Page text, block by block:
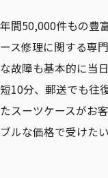
年間50,000件もの豊
ース修理に関する専
な故障も基本的に当
短10分、郵送でも往
たスーツケースがお
ブルな価格で受けた